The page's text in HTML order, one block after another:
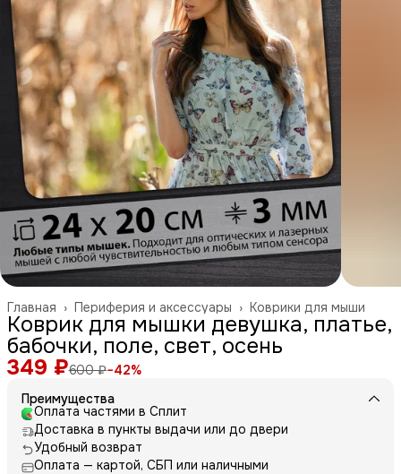
Коврики для мыши
Периферия и аксессуары ›
Главная ›
Коврик для мышки девушка, платье,
бабочки, поле, свет, осень
349 ₽600 ₽−42%
Преимущества
Оплата частями в Сплит
Доставка в пункты выдачи или до двери
Удобный возврат
Оплата — картой, СБП или наличными